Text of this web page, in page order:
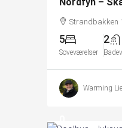
Strandbakken
5
Soveværelser
2
Warming